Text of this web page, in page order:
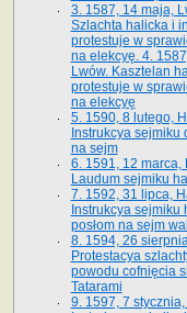
3. 1587, 14 maja,
Szlachta halicka i
protestuje w
na elekcyę. 4.
Lwów. Kasztelan
protestuje w
na elekcyę
5. 1590, 8 lutego,
Instrukcya sejmiku
na sejm
6. 1591, 12 marca,
Laudum sejmiku
7. 1592, 31 lipca,
Instrukcya sejmiku
posłom na sejm
8. 1594, 26
Protestacya
powodu cofnięcia
Tatarami
9. 1597, 7